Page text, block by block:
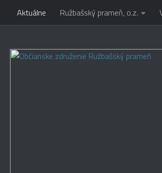
Warning: Constant FORCE_SSL_ADMIN
Preskočiť na obsah
Aktuálne Ružbašský prameň, o.z.